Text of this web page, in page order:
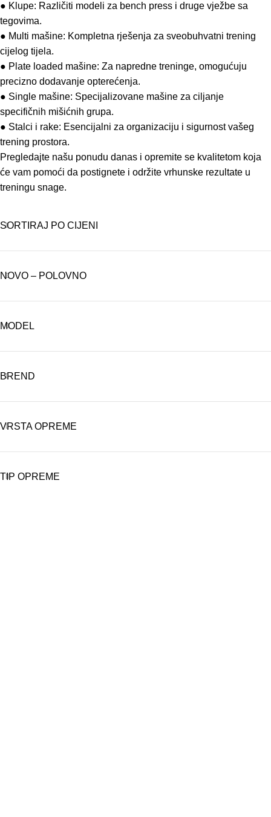
SORTIRAJ PO CIJENI
NOVO – POLOVNO
MODEL
BREND
VRSTA OPREME
TIP OPREME
● Klupe: Različiti modeli za bench press i druge vježbe sa
tegovima.
● Multi mašine: Kompletna rješenja za sveobuhvatni trening
cijelog tijela.
● Plate loaded mašine: Za napredne treninge, omogućuju
precizno dodavanje opterećenja.
● Single mašine: Specijalizovane mašine za ciljanje
specifičnih mišićnih grupa.
● Stalci i rake: Esencijalni za organizaciju i sigurnost vašeg
trening prostora.
Pregledajte našu ponudu danas i opremite se kvalitetom koja
će vam pomoći da postignete i održite vrhunske rezultate u
treningu snage.